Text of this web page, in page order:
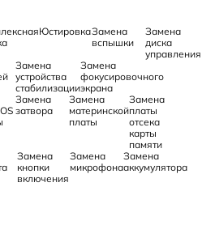
ЮстировкаЗамена
вспышки
Замена
диска
управления
Замена
устройства
стабилизации
Замена
фокусировочного
экрана
Замена
затвора
Замена
материнской
платы
Замена
платы
отсека
карты
памяти
Замена
кнопки
включения
Замена
микрофона
Замена
аккумулятора